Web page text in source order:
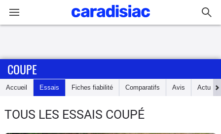
Accueil
Essais
COUPE
Accueil Essais Fiches fiabilité Comparatifs Avis Actu
TOUS LES ESSAIS COUPÉ